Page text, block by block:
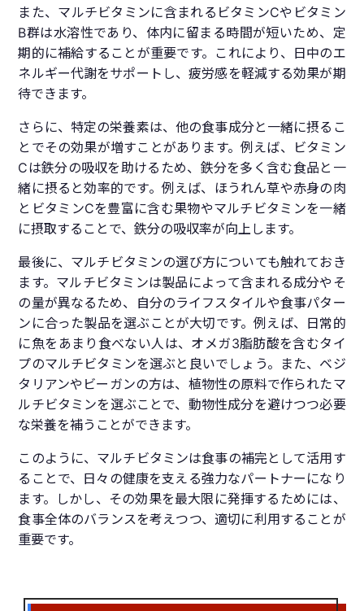
また、マルチビタミンに含まれるビタミンCやビタミン
B群は水溶性であり、体内に留まる時間が短いため、定
期的に補給することが重要です。これにより、日中のエ
ネルギー代謝をサポートし、疲労感を軽減する効果が期
待できます。
さらに、特定の栄養素は、他の食事成分と一緒に摂るこ
とでその効果が増すことがあります。例えば、ビタミン
Cは鉄分の吸収を助けるため、鉄分を多く含む食品と一
緒に摂ると効率的です。例えば、ほうれん草や赤身の肉
とビタミンCを豊富に含む果物やマルチビタミンを一緒
に摂取することで、鉄分の吸収率が向上します。
最後に、マルチビタミンの選び方についても触れておき
ます。マルチビタミンは製品によって含まれる成分やそ
の量が異なるため、自分のライフスタイルや食事パター
ンに合った製品を選ぶことが大切です。例えば、日常的
に魚をあまり食べない人は、オメガ3脂肪酸を含むタイ
プのマルチビタミンを選ぶと良いでしょう。また、ベジ
タリアンやビーガンの方は、植物性の原料で作られたマ
ルチビタミンを選ぶことで、動物性成分を避けつつ必要
な栄養を補うことができます。
このように、マルチビタミンは食事の補完として活用す
ることで、日々の健康を支える強力なパートナーになり
ます。しかし、その効果を最大限に発揮するためには、
食事全体のバランスを考えつつ、適切に利用することが
重要です。